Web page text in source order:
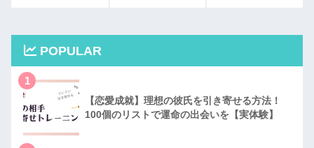
POPULAR
1
【恋愛成就】理想の彼氏を引き寄せる方法！
100個のリストで運命の出会いを【実体験】